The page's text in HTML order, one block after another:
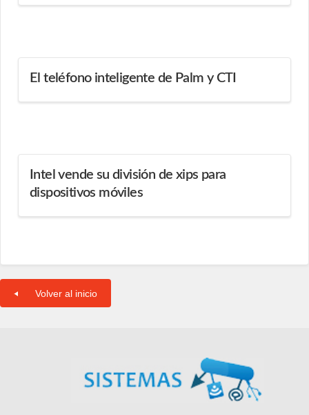
El teléfono inteligente de Palm y CTI
Intel vende su división de xips para
dispositivos móviles
Volver al inicio